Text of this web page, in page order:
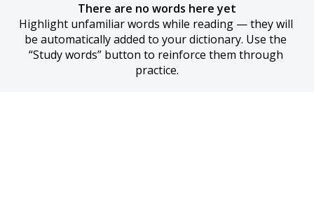
There are no words here yet
Highlight unfamiliar words while reading — they will
be automatically added to your dictionary. Use the
“Study words” button to reinforce them through
practice.